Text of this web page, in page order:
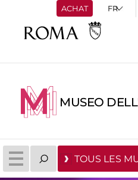
ACHAT
MUSEO
TOUS LES